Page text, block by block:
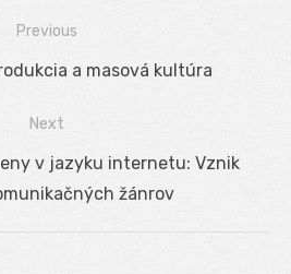
Previous
a masová kultúra
Next
v jazyku internetu: Vznik
žánrov